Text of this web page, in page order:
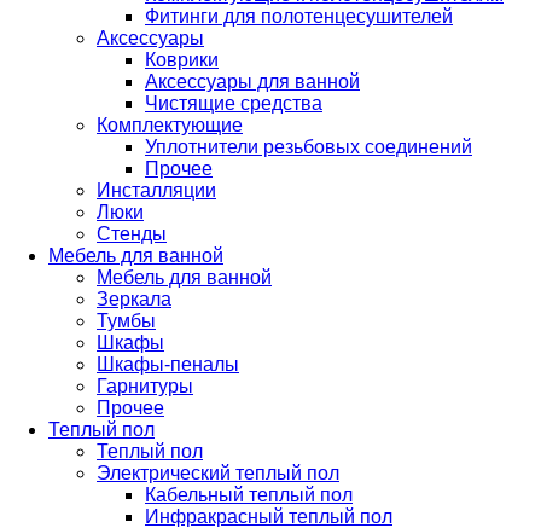
Фитинги для полотенцесушителей
Аксессуары
Коврики
Аксессуары для ванной
Чистящие средства
Комплектующие
Уплотнители резьбовых соединений
Прочее
Инсталляции
Люки
Стенды
Мебель для ванной
Мебель для ванной
Зеркала
Тумбы
Шкафы
Шкафы-пеналы
Гарнитуры
Прочее
Теплый пол
Теплый пол
Электрический теплый пол
Кабельный теплый пол
Инфракрасный теплый пол